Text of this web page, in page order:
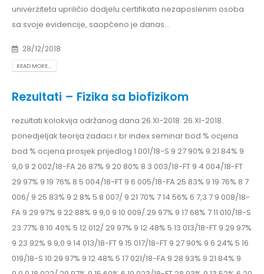
univerziteta upriličio dodjelu certifikata nezaposlenim osoba
sa svoje evidencije, saopćeno je danas...
28/12/2018
READ MORE...
Rezultati – Fizika sa biofizikom
rezultati kolokvija održanog dana 26.XI-2018. 26.XI-2018.
ponedjeljak teorija zadaci r.br index seminar bod % ocjena
bod % ocjena prosjek prijedlog 1 001/18-S 9 27 90% 9 21 84% 9
9,0 9 2 002/18-FA 26 87% 9 20 80% 8 3 003/18-FT 9 4 004/18-FT
29 97% 9 19 76% 8 5 004/18-FT 9 6 005/18-FA 25 83% 9 19 76% 8 7
006/ 9 25 83% 9 2 8% 5 8 007/ 9 21 70% 7 14 56% 6 7,3 7 9 008/18-
FA 9 29 97% 9 22 88% 9 9,0 9 10 009/ 29 97% 9 17 68% 7 11 010/18-S
23 77% 8 10 40% 5 12 012/ 29 97% 9 12 48% 5 13 013/18-FT 9 29 97%
9 23 92% 9 9,0 9 14 013/18-FT 9 15 017/18-FT 9 27 90% 9 6 24% 5 16
019/18-S 10 29 97% 9 12 48% 5 17 021/18-FA 9 28 93% 9 21 84% 9